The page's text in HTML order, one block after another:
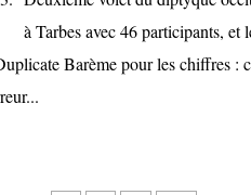
à Tarbes avec 46 participants, et
Barème pour les chiffres :